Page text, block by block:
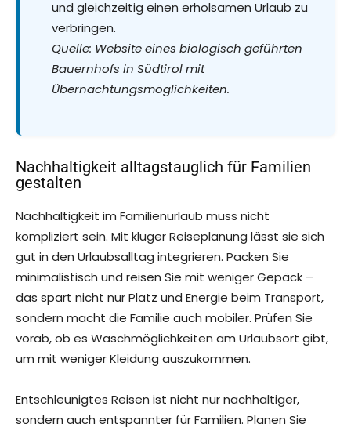
und gleichzeitig einen erholsamen Urlaub zu
verbringen.
Quelle: Website eines biologisch geführten
Bauernhofs in Südtirol mit
Übernachtungsmöglichkeiten.
Nachhaltigkeit alltagstauglich für Familien
gestalten
Nachhaltigkeit im Familienurlaub muss nicht
kompliziert sein. Mit kluger Reiseplanung lässt sie sich
gut in den Urlaubsalltag integrieren. Packen Sie
minimalistisch und reisen Sie mit weniger Gepäck –
das spart nicht nur Platz und Energie beim Transport,
sondern macht die Familie auch mobiler. Prüfen Sie
vorab, ob es Waschmöglichkeiten am Urlaubsort gibt,
um mit weniger Kleidung auszukommen.
Entschleunigtes Reisen ist nicht nur nachhaltiger,
sondern auch entspannter für Familien. Planen Sie